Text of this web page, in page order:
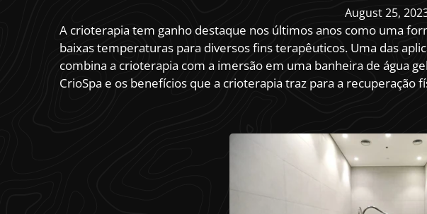
August 25,
A crioterapia tem ganho destaque nos últimos anos como uma
baixas temperaturas para diversos fins terapêuticos. Uma das
combina a crioterapia com a imersão em uma banheira de água
CrioSpa e os benefícios que a crioterapia traz para a recuperação